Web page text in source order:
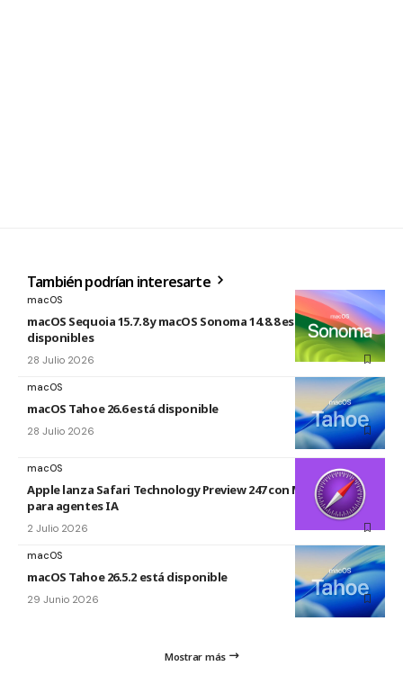
También podrían interesarte
macOS
macOS Sequoia 15.7.8 y macOS Sonoma 14.8.8 están
disponibles
28 Julio 2026
macOS
macOS Tahoe 26.6 está disponible
28 Julio 2026
macOS
Apple lanza Safari Technology Preview 247 con MCP Server
para agentes IA
2 Julio 2026
macOS
macOS Tahoe 26.5.2 está disponible
29 Junio 2026
Mostrar más